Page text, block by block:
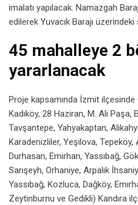
imalatı yapılacak. Namazgah
edilerek Yuvacık Barajı
45 mahalleye 2
yararlanacak
Proje kapsamında İzmit ilçesinde
Kadıköy, 28 Haziran, M. Ali Paşa,
Tavşantepe, Yahyakaptan,
Karadenizliler, Yeşilova, Tepeköy,
Durhasan, Emirhan, Yassıbağ,
Sarışeyh, Orhaniye, Arpalık
Yassıbağ, Kozluca, Dağköy,
Zeytinburnu ve Gedikli) Kandıra